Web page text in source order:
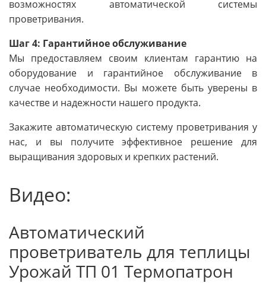
возможностях автоматической системы
проветривания.
Шаг 4: Гарантийное обслуживание
Мы предоставляем своим клиентам гарантию на
оборудование и гарантийное обслуживание в
случае необходимости. Вы можете быть уверены в
качестве и надежности нашего продукта.
Закажите автоматическую систему проветривания у
нас, и вы получите эффективное решение для
выращивания здоровых и крепких растений.
Видео:
Автоматический
проветриватель для теплицы
Урожай ТП 01 Термопатрон